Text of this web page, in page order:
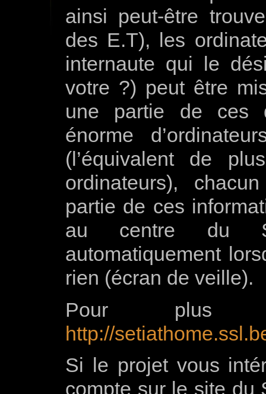
ainsi peut-être
des E.T), les
internaute qui le
votre ?) peut être
une partie de ces
énorme
(l’équivalent de
ordinateurs),
partie de ces
au centre du
automatiquement
rien (écran de veille).
Pour plus
http://
Si le projet vous
compte sur le site du